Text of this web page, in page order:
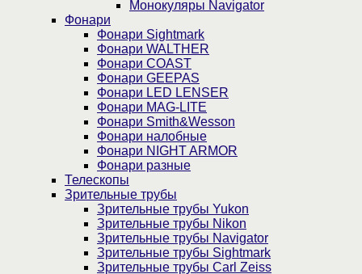
Монокуляры Navigator
Фонари
Фонари Sightmark
Фонари WALTHER
Фонари COAST
Фонари GEEPAS
Фонари LED LENSER
Фонари MAG-LITE
Фонари Smith&Wesson
Фонари налобные
Фонари NIGHT ARMOR
Фонари разные
Телескопы
Зрительные трубы
Зрительные трубы Yukon
Зрительные трубы Nikon
Зрительные трубы Navigator
Зрительные трубы Sightmark
Зрительные трубы Carl Zeiss